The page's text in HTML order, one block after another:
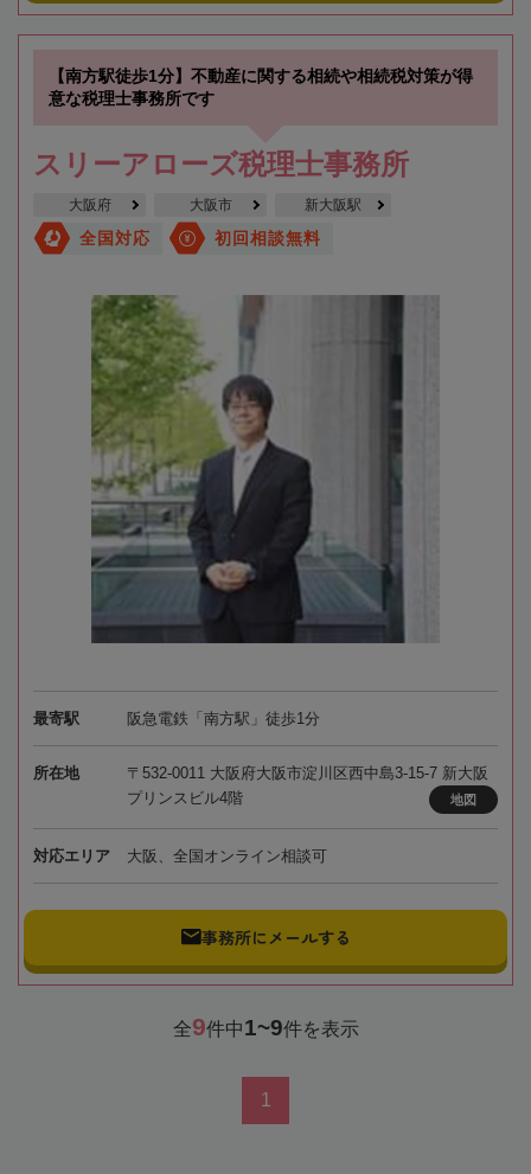
【南方駅徒歩1分】不動産に関する相続や相続税対策が得
意な税理士事務所です
スリーアローズ税理士事務所
大阪府 大阪市 新大阪駅
全国対応 初回相談無料
最寄駅 阪急電鉄「南方駅」徒歩1分
所在地
〒532-0011 大阪府大阪市淀川区西中島3-15-7 新大阪
プリンスビル4階
地図
対応エリア 大阪、全国オンライン相談可
事務所にメールする
全9件中1~9件を表示
1